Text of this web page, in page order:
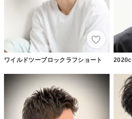
ワイルドツーブロックラフショート